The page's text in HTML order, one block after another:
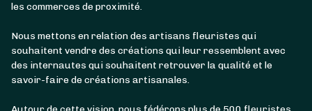
les commerces de proximité.
Nous mettons en relation des artisans fleuristes qui
souhaitent vendre des créations qui leur ressemblent avec
des internautes qui souhaitent retrouver la qualité et le
savoir-faire de créations artisanales.